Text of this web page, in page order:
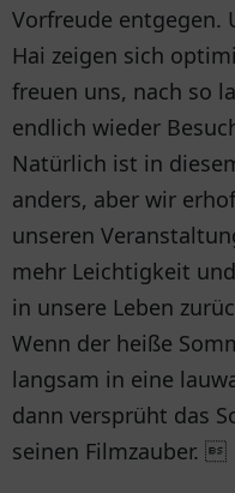
Vorfreude entgegen.
Hai zeigen sich
freuen uns, nach so
endlich wieder
Natürlich ist in
anders, aber wir
unseren
mehr Leichtigkeit
in unsere Leben
Wenn der heiße
langsam in eine
dann versprüht das
seinen Filmzauber. 